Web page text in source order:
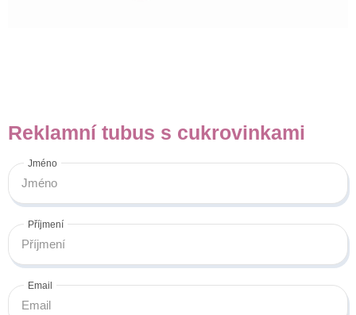
Reklamní tubus s cukrovinkami
Jméno
Příjmení
Email